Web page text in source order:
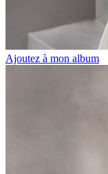
Ajoutez à mon album